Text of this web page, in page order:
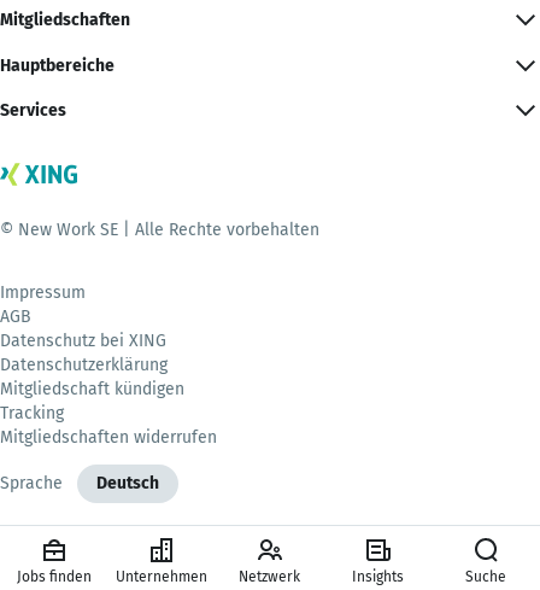
Mitgliedschaften
Hauptbereiche
Services
© New Work SE | Alle Rechte vorbehalten
Impressum
AGB
Datenschutz bei XING
Datenschutzerklärung
Mitgliedschaft kündigen
Tracking
Mitgliedschaften widerrufen
Sprache Deutsch
Jobs finden Unternehmen Netzwerk Insights Suche